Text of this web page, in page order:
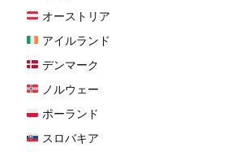
オーストリア
アイルランド
デンマーク
ノルウェー
ポーランド
スロバキア